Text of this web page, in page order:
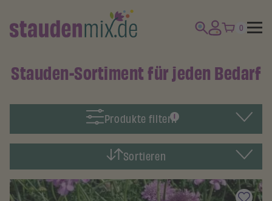
0
Stauden-Sortiment für jeden Bedarf
Produkte filtern
1
Sortieren